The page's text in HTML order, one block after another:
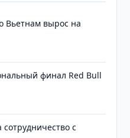
Вьетнам вырос на
финал Red Bull
с